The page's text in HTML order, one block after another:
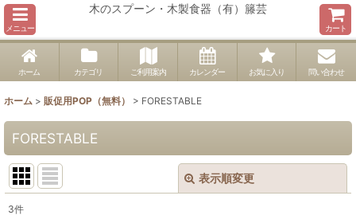
メニュー
木のスプーン・木製食器（有）籐芸
カート
ホーム カテゴリ ご利用案内 カレンダー お気に入り 問い合わせ
ホーム > 販促用POP（無料） > FORESTABLE
FORESTABLE
表示順変更
3件